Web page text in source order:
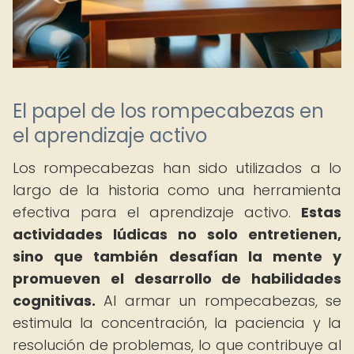
El papel de los rompecabezas en
el aprendizaje activo
Los rompecabezas han sido utilizados a lo
largo de la historia como una herramienta
efectiva para el aprendizaje activo. Estas
actividades lúdicas no solo entretienen,
sino que también desafían la mente y
promueven el desarrollo de habilidades
cognitivas. Al armar un rompecabezas, se
estimula la concentración, la paciencia y la
resolución de problemas, lo que contribuye al